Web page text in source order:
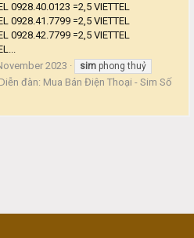
0928.40.0123 =2,5 VIETTEL
0928.41.7799 =2,5 VIETTEL
0928.42.7799 =2,5 VIETTEL
2023 sim phong thuỷ
Diễn đàn: Mua Bán Điện Thoại - Sim Số